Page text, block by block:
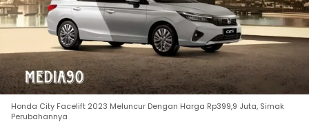
Honda City Facelift 2023 Meluncur Dengan Harga Rp399,9 Juta, Simak
Perubahannya